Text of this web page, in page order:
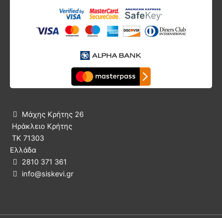

Μάχης Κρήτης 26
Ηράκλειο Κρήτης
ΤΚ 71303
Ελλάδα
 2810 371 361
 info@siskevi.gr